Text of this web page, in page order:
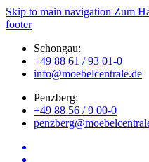
Skip to main navigation Zum
footer
Schongau:
+49 88 61 / 93 01-0
info@moebelcentrale.de
Penzberg:
+49 88 56 / 9 00-0